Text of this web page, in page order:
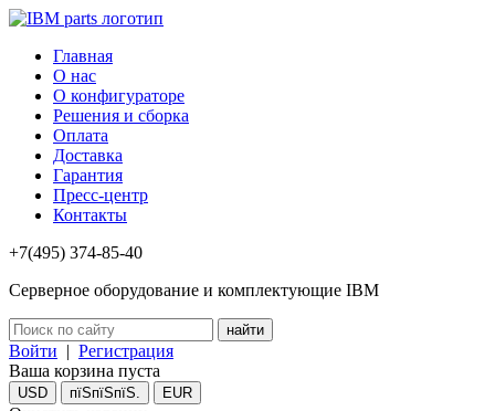
Главная
О нас
О конфигураторе
Решения и сборка
Оплата
Доставка
Гарантия
Пресс-центр
Контакты
+7(495) 374-85-40
Серверное оборудование и комплектующие IBM
Войти | Регистрация
Ваша корзина пуста
USD пїЅпїЅпїЅ. EUR